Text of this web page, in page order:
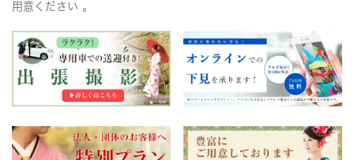
用意ください 。